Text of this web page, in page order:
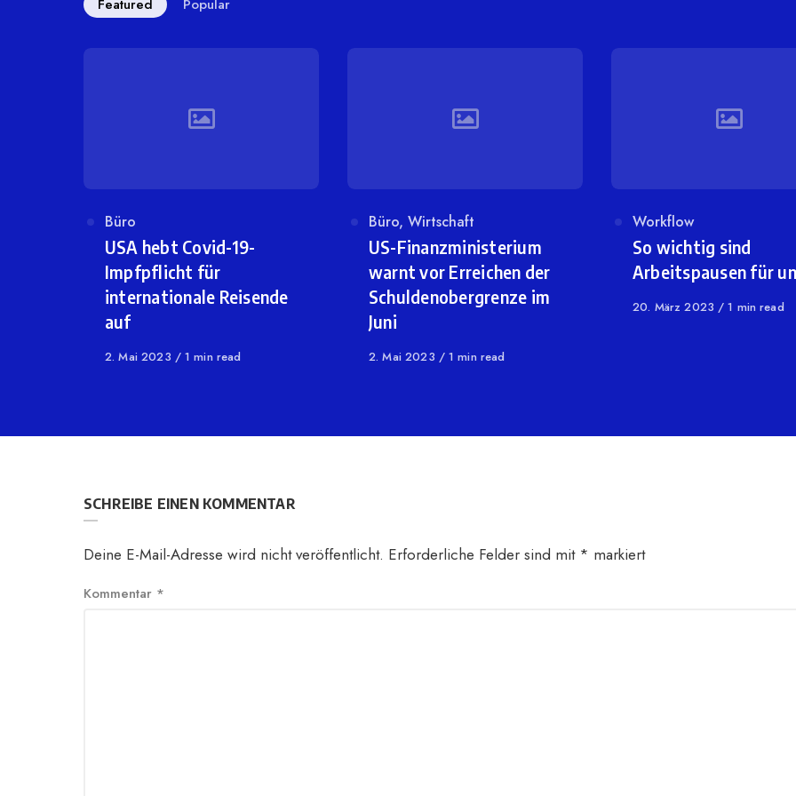
Featured Popular
Category
Büro
USA hebt Covid-19-
Impfpflicht für
internationale Reisende
auf
Published
2. Mai 2023 1 min read
Category
Büro, Wirtschaft
US-Finanzministerium
warnt vor Erreichen der
Schuldenobergrenze im
Juni
Published
2. Mai 2023 1 min read
Category
Workflow
So wichtig sind
Arbeitspausen für
Published
20. März 2023 1 min read
SCHREIBE EINEN KOMMENTAR
Deine E-Mail-Adresse wird nicht veröffentlicht. Erforderliche Felder sind mit * markiert
Kommentar *